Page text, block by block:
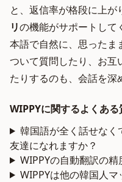
と、返信率が格段に上が
リの機能がサポートして
本語で自然に、思ったま
ついて質問したり、お互
たりするのも、会話を深
WIPPYに関するよくある
韓国語が全く話せなく
友達になれますか？
WIPPYの自動翻訳の
WIPPYは他の韓国人